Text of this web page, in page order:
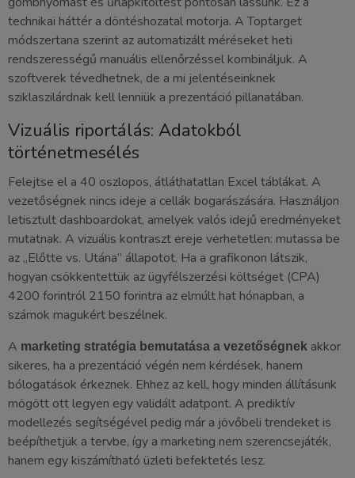
technikai háttér a döntéshozatal motorja. A Toptarget
módszertana szerint az automatizált méréseket heti
rendszerességű manuális ellenőrzéssel kombináljuk. A
szoftverek tévedhetnek, de a mi jelentéseinknek
sziklaszilárdnak kell lenniük a prezentáció pillanatában.
Vizuális riportálás: Adatokból
történetmesélés
Felejtse el a 40 oszlopos, átláthatatlan Excel táblákat. A
vezetőségnek nincs ideje a cellák bogarászására. Használjon
letisztult dashboardokat, amelyek valós idejű eredményeket
mutatnak. A vizuális kontraszt ereje verhetetlen: mutassa be
az „Előtte vs. Utána” állapotot. Ha a grafikonon látszik,
hogyan csökkentettük az ügyfélszerzési költséget (CPA)
4200 forintról 2150 forintra az elmúlt hat hónapban, a
számok magukért beszélnek.
A marketing stratégia bemutatása a vezetőségnek akkor
sikeres, ha a prezentáció végén nem kérdések, hanem
bólogatások érkeznek. Ehhez az kell, hogy minden állításunk
mögött ott legyen egy validált adatpont. A prediktív
modellezés segítségével pedig már a jövőbeli trendeket is
beépíthetjük a tervbe, így a marketing nem szerencsejáték,
hanem egy kiszámítható üzleti befektetés lesz.